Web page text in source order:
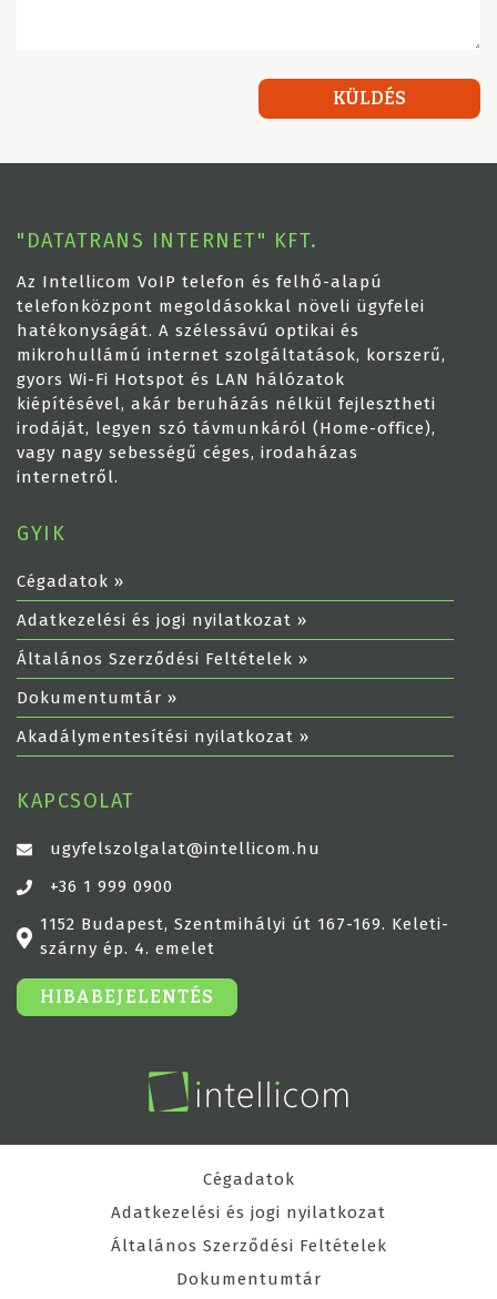
"DATATRANS INTERNET" KFT.
Az Intellicom VoIP telefon és felhő-alapú
telefonközpont megoldásokkal növeli ügyfelei
hatékonyságát. A szélessávú optikai és
mikrohullámú internet szolgáltatások, korszerű,
gyors Wi-Fi Hotspot és LAN hálózatok
kiépítésével, akár beruházás nélkül fejlesztheti
irodáját, legyen szó távmunkáról (Home-office),
vagy nagy sebességű céges, irodaházas
internetről.
GYIK
Cégadatok »
Adatkezelési és jogi nyilatkozat »
Általános Szerződési Feltételek »
Dokumentumtár »
Akadálymentesítési nyilatkozat »
KAPCSOLAT
ugyfelszolgalat@intellicom.hu
+36 1 999 0900
1152 Budapest, Szentmihályi út 167-169. Keleti-
szárny ép. 4. emelet
HIBABEJELENTÉS
Cégadatok
Adatkezelési és jogi nyilatkozat
Általános Szerződési Feltételek
Dokumentumtár